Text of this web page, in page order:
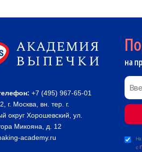
+7 (495) 967-65-01
г. Москва, вн. тер. г.
округ Хорошевский, ул.
Микояна, д. 12
academy.ru
на
с